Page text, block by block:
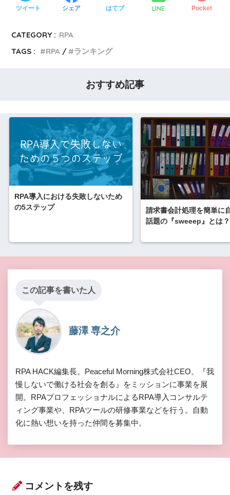
ツイート シェア はてブ LINE Pocket
CATEGORY : RPA
TAGS :
RPA ランキング
おすすめ記事
RPA導入における失敗しないため
の5ステップ
請求書会計処理を簡単に
話題の『sweeep』とは？
この記事を書いた人
藤澤 専之介
RPA HACK編集長。Peaceful Morning株式会社CEO。『我
慢しないで働ける社会を創る』をミッションに事業を展
開。RPAプロフェッショナルによるRPA導入コンサルテ
ィング事業や、RPAツールの研修事業などを行う。自動
化に熱い想いを持った仲間を募集中。
コメントを残す